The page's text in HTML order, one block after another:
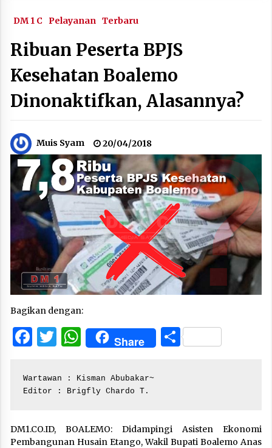
DM 1 C Pelayanan Terbaru
Ribuan Peserta BPJS
Kesehatan Boalemo
Dinonaktifkan, Alasannya?
Muis Syam 20/04/2018
Bagikan dengan:
Facebook
Twitter
WhatsApp
Share Share
Wartawan : Kisman Abubakar~
Editor : Brigfly Chardo T.
DM1.CO.ID, BOALEMO: Didampingi Asisten Ekonomi
Pembangunan Husain Etango, Wakil Bupati Boalemo Anas